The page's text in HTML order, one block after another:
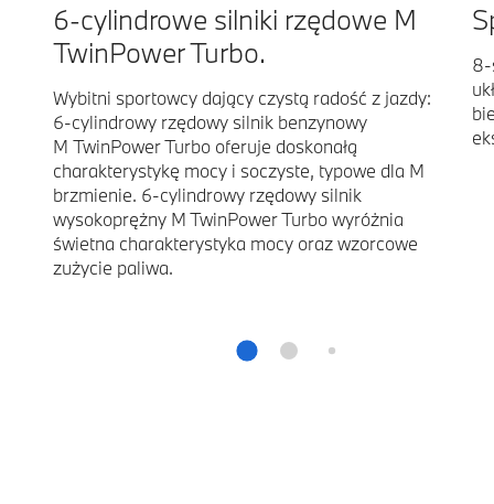
6-cylindrowe silniki rzędowe M
TwinPower Turbo.
Wybitni sportowcy dający czystą radość z jazdy:
6-cylindrowy rzędowy silnik benzynowy
M TwinPower Turbo oferuje doskonałą
charakterystykę mocy i soczyste, typowe dla M
brzmienie. 6-cylindrowy rzędowy silnik
wysokoprężny M TwinPower Turbo wyróżnia
świetna charakterystyka mocy oraz wzorcowe
zużycie paliwa.
8-